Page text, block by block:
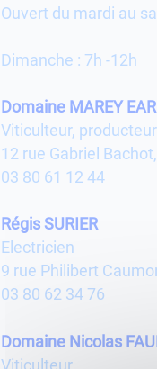
Ouvert du mardi au
Dimanche : 7h -12h
Domaine MAREY
Viticulteur,
12 rue Gabriel
03 80 61 12 44
Régis SURIER
Electricien
9 rue Philibert
03 80 62 34 76
Domaine Nicolas
Viticulteur